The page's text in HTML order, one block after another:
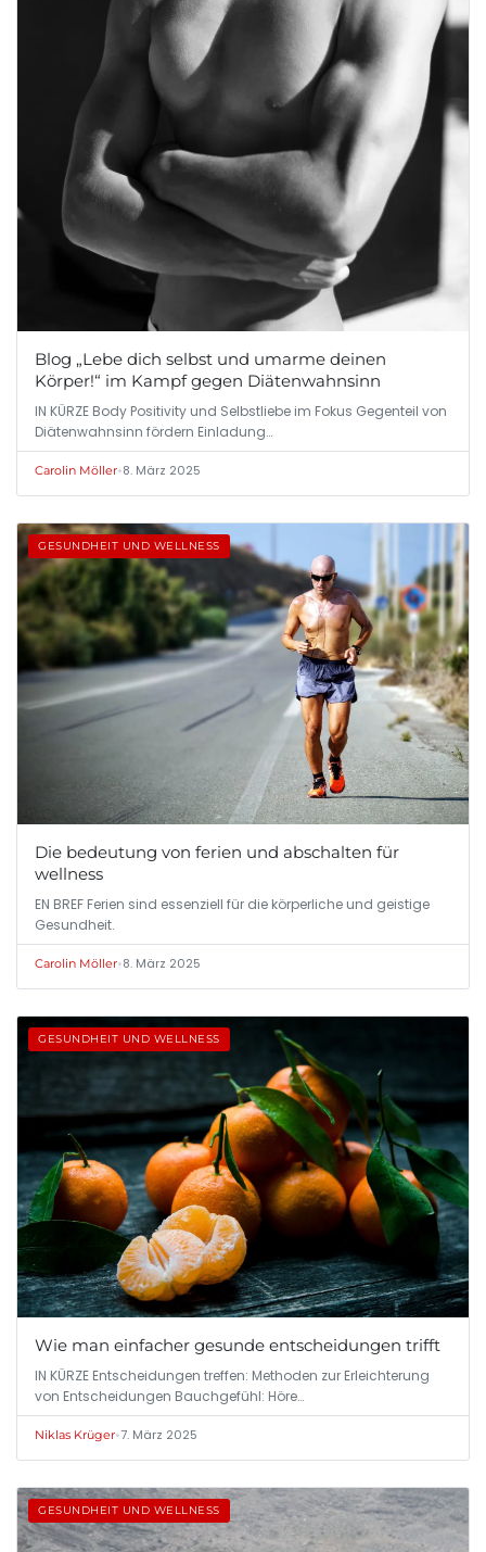
Blog „Lebe dich selbst und umarme deinen
Körper!“ im Kampf gegen Diätenwahnsinn
IN KÜRZE Body Positivity und Selbstliebe im Fokus Gegenteil von
Diätenwahnsinn fördern Einladung…
Carolin Möller•8. März 2025
GESUNDHEIT UND WELLNESS
Die bedeutung von ferien und abschalten für
wellness
EN BREF Ferien sind essenziell für die körperliche und geistige
Gesundheit.
Carolin Möller•8. März 2025
GESUNDHEIT UND WELLNESS
Wie man einfacher gesunde entscheidungen trifft
IN KÜRZE Entscheidungen treffen: Methoden zur Erleichterung
von Entscheidungen Bauchgefühl: Höre…
Niklas Krüger•7. März 2025
GESUNDHEIT UND WELLNESS